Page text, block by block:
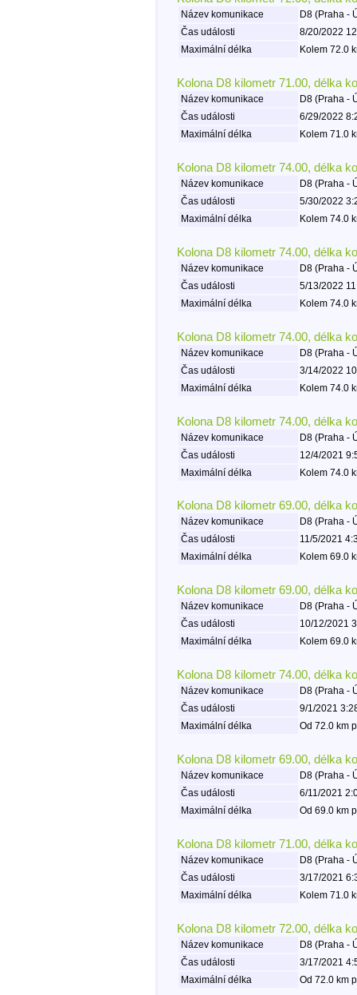
Název komunikace
D8 (Praha -
Čas události
8/20/2022
Maximální délka
Kolem 72.0
Kolona D8 kilometr 71.00, délka
Název komunikace
D8 (Praha -
Čas události
6/29/2022
Maximální délka
Kolem 71.0
Kolona D8 kilometr 74.00, délka
Název komunikace
D8 (Praha -
Čas události
5/30/2022
Maximální délka
Kolem 74.0
Kolona D8 kilometr 74.00, délka
Název komunikace
D8 (Praha -
Čas události
5/13/2022
Maximální délka
Kolem 74.0
Kolona D8 kilometr 74.00, délka
Název komunikace
D8 (Praha -
Čas události
3/14/2022
Maximální délka
Kolem 74.0
Kolona D8 kilometr 74.00, délka
Název komunikace
D8 (Praha -
Čas události
12/4/2021
Maximální délka
Kolem 74.0
Kolona D8 kilometr 69.00, délka
Název komunikace
D8 (Praha -
Čas události
11/5/2021
Maximální délka
Kolem 69.0
Kolona D8 kilometr 69.00, délka
Název komunikace
D8 (Praha -
Čas události
10/12/2021
Maximální délka
Kolem 69.0
Kolona D8 kilometr 74.00, délka
Název komunikace
D8 (Praha -
Čas události
9/1/2021
Maximální délka
Od 72.0 km
Kolona D8 kilometr 69.00, délka
Název komunikace
D8 (Praha -
Čas události
6/11/2021
Maximální délka
Od 69.0 km
Kolona D8 kilometr 71.00, délka
Název komunikace
D8 (Praha -
Čas události
3/17/2021
Maximální délka
Kolem 71.0
Kolona D8 kilometr 72.00, délka
Název komunikace
D8 (Praha -
Čas události
3/17/2021
Maximální délka
Od 72.0 km